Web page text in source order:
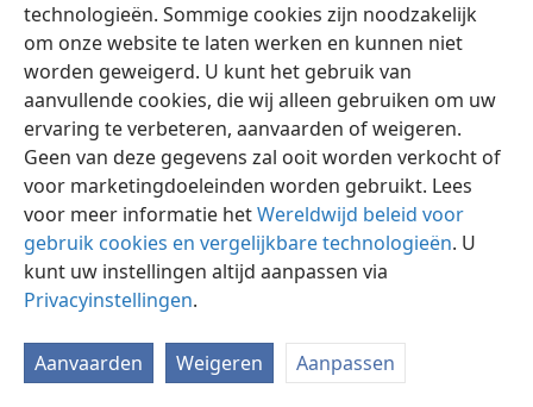
technologieën. Sommige cookies zijn noodzakelijk
om onze website te laten werken en kunnen niet
worden geweigerd. U kunt het gebruik van
aanvullende cookies, die wij alleen gebruiken om uw
ervaring te verbeteren, aanvaarden of weigeren.
Geen van deze gegevens zal ooit worden verkocht of
voor marketingdoeleinden worden gebruikt. Lees
voor meer informatie hetWereldwijd beleid voor
gebruik cookies en vergelijkbare technologieën. U
kunt uw instellingen altijd aanpassen via
Privacyinstellingen.
Aanvaarden Weigeren Aanpassen
Nederlands Instellingen
Copyright © 2026 Watch Tower Bible and Tract Society of Pennsylvania
Gebruiksvoorwaarden Privacybeleid
JW.ORG
Inloggen